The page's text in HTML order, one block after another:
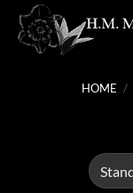
naar
inhoud
HOME /